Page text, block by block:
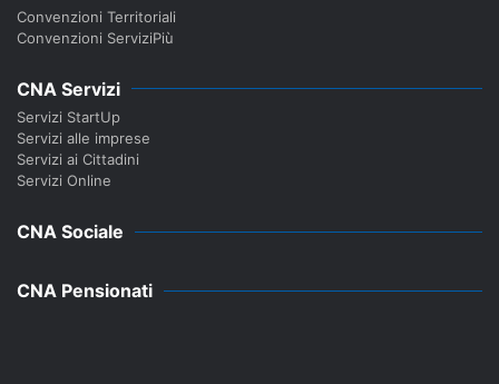
Convenzioni Territoriali
Convenzioni ServiziPiù
CNA Servizi
Servizi StartUp
Servizi alle imprese
Servizi ai Cittadini
Servizi Online
CNA Sociale
CNA Pensionati